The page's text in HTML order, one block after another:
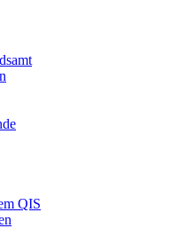
QIS